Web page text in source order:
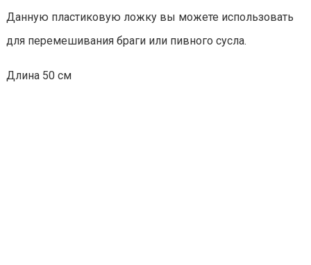
Данную пластиковую ложку вы можете использовать
для перемешивания браги или пивного сусла.
Длина 50 см